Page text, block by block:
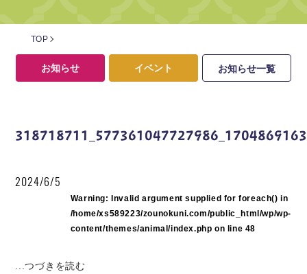
TOP
お知らせ イベント お知らせ一覧
2024/6/5
Warning: Invalid argument supplied for foreach() in
/home/xs589223/zounokuni.com/public_html/wp/wp-
content/themes/animal/index.php on line 48
...つづきを読む